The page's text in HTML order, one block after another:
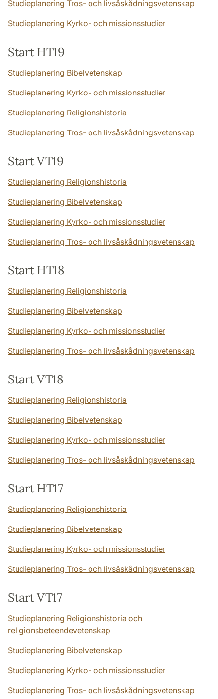
Studieplanering Tros- och livsåskådningsvetenskap
Studieplanering Kyrko- och missionsstudier
Start HT19
Studieplanering Bibelvetenskap
Studieplanering Kyrko- och missionsstudier
Studieplanering Religionshistoria
Studieplanering Tros- och livsåskådningsvetenskap
Start VT19
Studieplanering Religionshistoria
Studieplanering Bibelvetenskap
Studieplanering Kyrko- och missionsstudier
Studieplanering Tros- och livsåskådningsvetenskap
Start HT18
Studieplanering Religionshistoria
Studieplanering Bibelvetenskap
Studieplanering Kyrko- och missionsstudier
Studieplanering Tros- och livsåskådningsvetenskap
Start VT18
Studieplanering Religionshistoria
Studieplanering Bibelvetenskap
Studieplanering Kyrko- och missionsstudier
Studieplanering Tros- och livsåskådningsvetenskap
Start HT17
Studieplanering Religionshistoria
Studieplanering Bibelvetenskap
Studieplanering Kyrko- och missionsstudier
Studieplanering Tros- och livsåskådningsvetenskap
Start VT17
Studieplanering Religionshistoria och
religionsbeteendevetenskap
Studieplanering Bibelvetenskap
Studieplanering Kyrko- och missionsstudier
Studieplanering Tros- och livsåskådningsvetenskap